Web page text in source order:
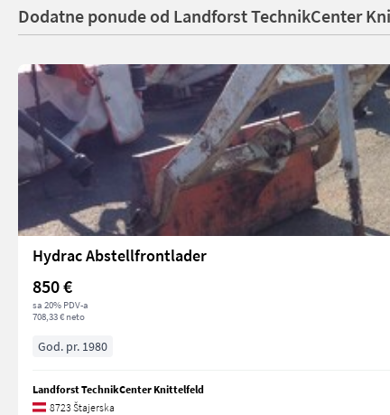
Dodatne ponude od Landforst TechnikCenter
Hydrac Abstellfrontlader
850 €
sa 20% PDV-a
708,33 € neto
God. pr. 1980
Landforst TechnikCenter Knittelfeld
8723 Štajerska